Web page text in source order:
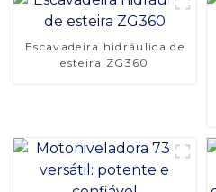
Escavadeira hidráulica de
esteira ZG360